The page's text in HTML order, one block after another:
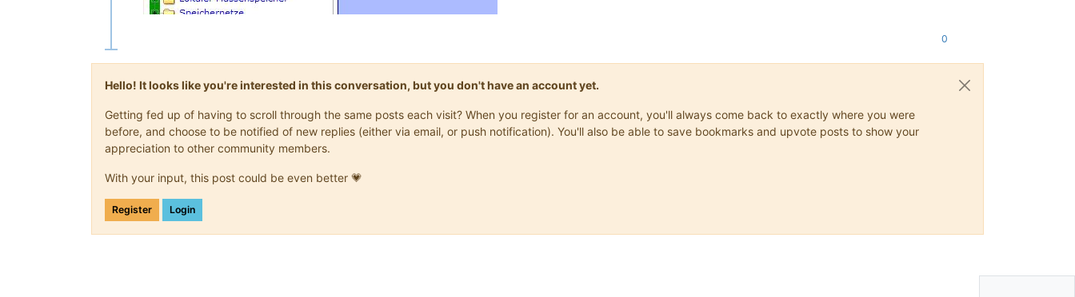
0
Hello! It looks like you're interested in this conversation, but you don't have an account yet.
Getting fed up of having to scroll through the same posts each visit? When you register for an account, you'll always come back to exactly where you were
before, and choose to be notified of new replies (either via email, or push notification). You'll also be able to save bookmarks and upvote posts to show your
appreciation to other community members.
With your input, this post could be even better 💗
Register Login